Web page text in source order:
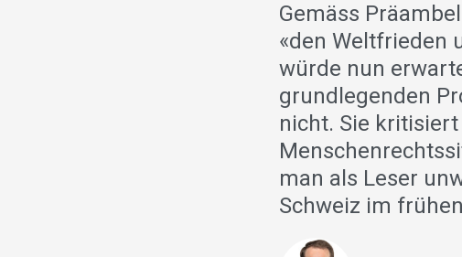
Gemäss
«den Weltfrieden
würde nun
grundlegenden
nicht. Sie
man als Leser
Schweiz im